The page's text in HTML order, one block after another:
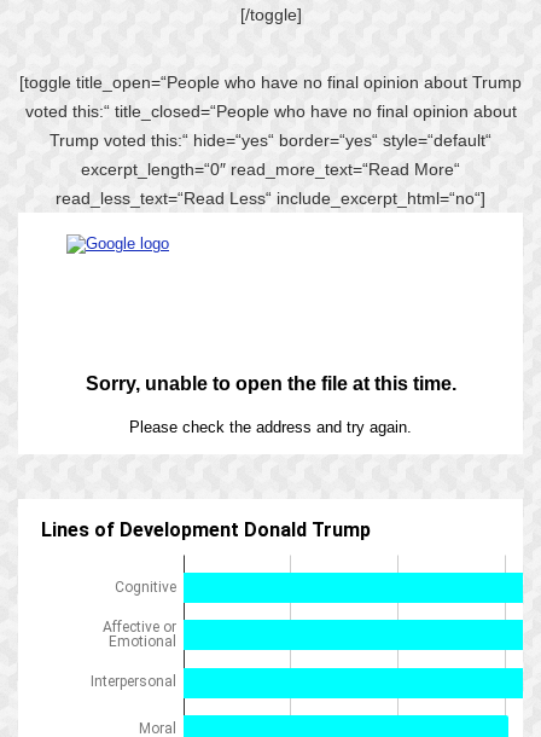
[/toggle]
[toggle title_open=“People who have no final opinion about Trump
voted this:“ title_closed=“People who have no final opinion about
Trump voted this:“ hide=“yes“ border=“yes“ style=“default“
excerpt_length=“0″ read_more_text=“Read More“
read_less_text=“Read Less“ include_excerpt_html=“no“]